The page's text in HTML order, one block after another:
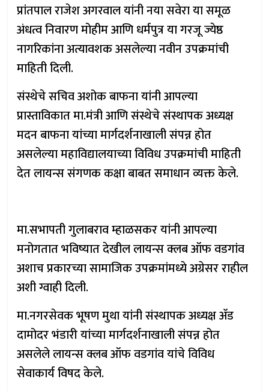
प्रांतपाल राजेश अगरवाल यांनी नया सवेरा या समूळ
अंधत्व निवारण मोहीम आणि धर्मपुत्र या गरजू ज्येष्ठ
नागरिकांना अत्यावशक असलेल्या नवीन उपक्रमांची
माहिती दिली.
संस्थेचे सचिव अशोक बाफना यांनी आपल्या
प्रास्ताविकात मा.मंत्री आणि संस्थेचे संस्थापक अध्यक्ष
मदन बाफना यांच्या मार्गदर्शनाखाली संपन्न होत
असलेल्या महाविद्यालयाच्या विविध उपक्रमांची माहिती
देत लायन्स संगणक कक्षा बाबत समाधान व्यक्त केले.
मा.सभापती गुलाबराव म्हाळसकर यांनी आपल्या
मनोगतात भविष्यात देखील लायन्स क्लब ऑफ वडगांव
अशाच प्रकारच्या सामाजिक उपक्रमांमध्ये अग्रेसर राहील
अशी ग्वाही दिली.
मा.नगरसेवक भूषण मुथा यांनी संस्थापक अध्यक्ष ॲड
दामोदर भंडारी यांच्या मार्गदर्शनाखाली संपन्न होत
असलेले लायन्स क्लब ऑफ वडगांव यांचे विविध
सेवाकार्य विषद केले.